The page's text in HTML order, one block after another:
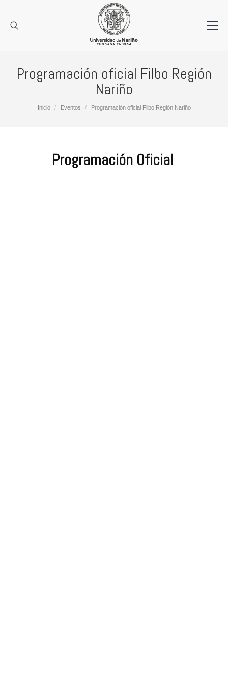
Programación oficial Filbo Región
Nariño
Estás aquí:
Inicio Eventos Programación oficial Filbo Región Nariño
Programación Oficial